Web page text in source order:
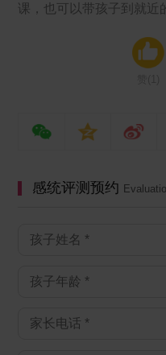
课，也可以带孩子到就近
感统评测预约